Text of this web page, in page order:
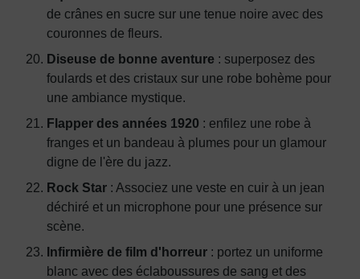
de crânes en sucre sur une tenue noire avec des
couronnes de fleurs.
Diseuse de bonne aventure : superposez des
foulards et des cristaux sur une robe bohème pour
une ambiance mystique.
Flapper des années 1920 : enfilez une robe à
franges et un bandeau à plumes pour un glamour
digne de l'ère du jazz.
Rock Star : Associez une veste en cuir à un jean
déchiré et un microphone pour une présence sur
scène.
Infirmière de film d'horreur : portez un uniforme
blanc avec des éclaboussures de sang et des